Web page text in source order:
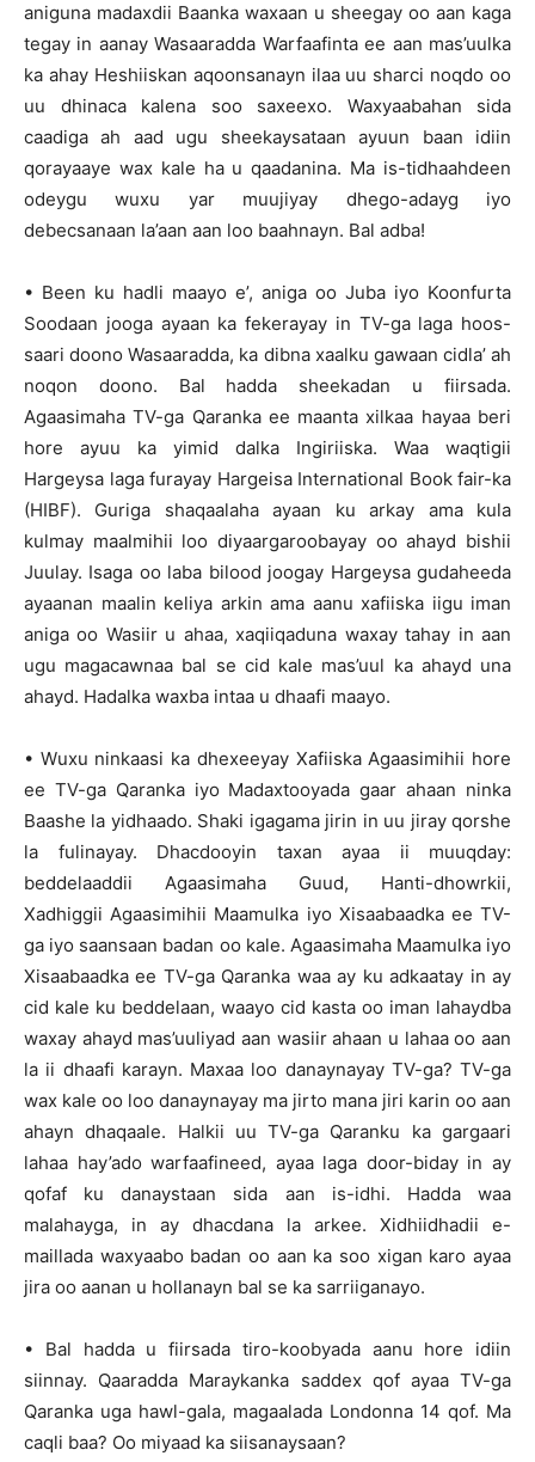
aniguna madaxdii Baanka waxaan u sheegay oo aan kaga
tegay in aanay Wasaaradda Warfaafinta ee aan mas’uulka
ka ahay Heshiiskan aqoonsanayn ilaa uu sharci noqdo oo
uu dhinaca kalena soo saxeexo. Waxyaabahan sida
caadiga ah aad ugu sheekaysataan ayuun baan idiin
qorayaaye wax kale ha u qaadanina. Ma is-tidhaahdeen
odeygu wuxu yar muujiyay dhego-adayg iyo
debecsanaan la’aan aan loo baahnayn. Bal adba!
• Been ku hadli maayo e’, aniga oo Juba iyo Koonfurta
Soodaan jooga ayaan ka fekerayay in TV-ga laga hoos-
saari doono Wasaaradda, ka dibna xaalku gawaan cidla’ ah
noqon doono. Bal hadda sheekadan u fiirsada.
Agaasimaha TV-ga Qaranka ee maanta xilkaa hayaa beri
hore ayuu ka yimid dalka Ingiriiska. Waa waqtigii
Hargeysa laga furayay Hargeisa International Book fair-ka
(HIBF). Guriga shaqaalaha ayaan ku arkay ama kula
kulmay maalmihii loo diyaargaroobayay oo ahayd bishii
Juulay. Isaga oo laba bilood joogay Hargeysa gudaheeda
ayaanan maalin keliya arkin ama aanu xafiiska iigu iman
aniga oo Wasiir u ahaa, xaqiiqaduna waxay tahay in aan
ugu magacawnaa bal se cid kale mas’uul ka ahayd una
ahayd. Hadalka waxba intaa u dhaafi maayo.
• Wuxu ninkaasi ka dhexeeyay Xafiiska Agaasimihii hore
ee TV-ga Qaranka iyo Madaxtooyada gaar ahaan ninka
Baashe la yidhaado. Shaki igagama jirin in uu jiray qorshe
la fulinayay. Dhacdooyin taxan ayaa ii muuqday:
beddelaaddii Agaasimaha Guud, Hanti-dhowrkii,
Xadhiggii Agaasimihii Maamulka iyo Xisaabaadka ee TV-
ga iyo saansaan badan oo kale. Agaasimaha Maamulka iyo
Xisaabaadka ee TV-ga Qaranka waa ay ku adkaatay in ay
cid kale ku beddelaan, waayo cid kasta oo iman lahaydba
waxay ahayd mas’uuliyad aan wasiir ahaan u lahaa oo aan
la ii dhaafi karayn. Maxaa loo danaynayay TV-ga? TV-ga
wax kale oo loo danaynayay ma jirto mana jiri karin oo aan
ahayn dhaqaale. Halkii uu TV-ga Qaranku ka gargaari
lahaa hay’ado warfaafineed, ayaa laga door-biday in ay
qofaf ku danaystaan sida aan is-idhi. Hadda waa
malahayga, in ay dhacdana la arkee. Xidhiidhadii e-
maillada waxyaabo badan oo aan ka soo xigan karo ayaa
jira oo aanan u hollanayn bal se ka sarriiganayo.
• Bal hadda u fiirsada tiro-koobyada aanu hore idiin
siinnay. Qaaradda Maraykanka saddex qof ayaa TV-ga
Qaranka uga hawl-gala, magaalada Londonna 14 qof. Ma
caqli baa? Oo miyaad ka siisanaysaan?